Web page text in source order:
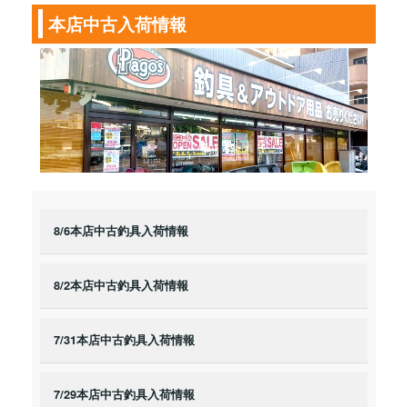
本店中古入荷情報
8/6本店中古釣具入荷情報
8/2本店中古釣具入荷情報
7/31本店中古釣具入荷情報
7/29本店中古釣具入荷情報